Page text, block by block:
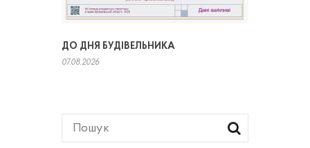
ДО ДНЯ БУДІВЕЛЬНИКА
07.08.2026